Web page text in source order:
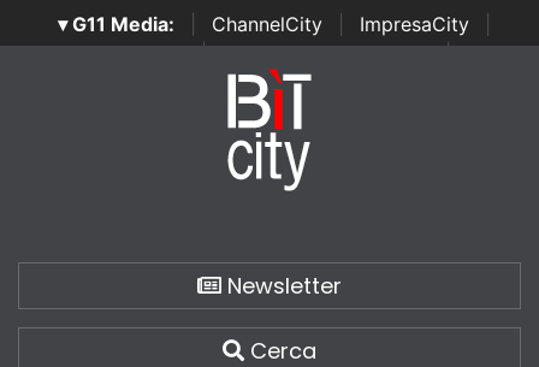
▾ G11 Media: ChannelCity ImpresaCity
SecurityOpenLab | Italian Channel Awards | Italian
Italian Security Awards
Newsletter
Cerca